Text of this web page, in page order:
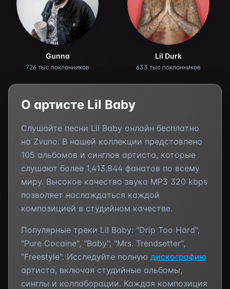
Gunna
726 тыс поклонников
Lil Durk
633 тыс поклонников
О артисте Lil Baby
Слушайте песни Lil Baby онлайн бесплатно
на Zvuno. В нашей коллекции представлено
105 альбомов и синглов артиста, которые
слушают более 1,413,844 фанатов по всему
миру. Высокое качество звука MP3 320 kbps
позволяет наслаждаться каждой
композицией в студийном качестве.
Популярные треки Lil Baby: "Drip Too Hard",
"Pure Cocaine", "Baby", "Mrs. Trendsetter",
"Freestyle". Исследуйте полную дискографию
артиста, включая студийные альбомы,
синглы и коллаборации. Каждая композиция